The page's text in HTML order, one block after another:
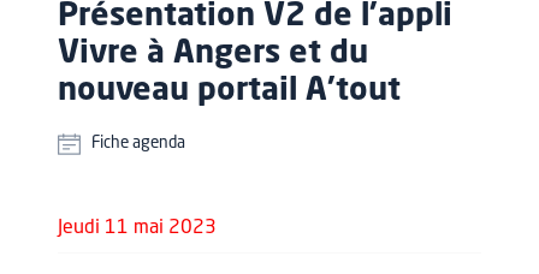
Présentation V2 de l'appli
Vivre à Angers et du
nouveau portail A'tout
Fiche agenda
Jeudi 11 mai 2023